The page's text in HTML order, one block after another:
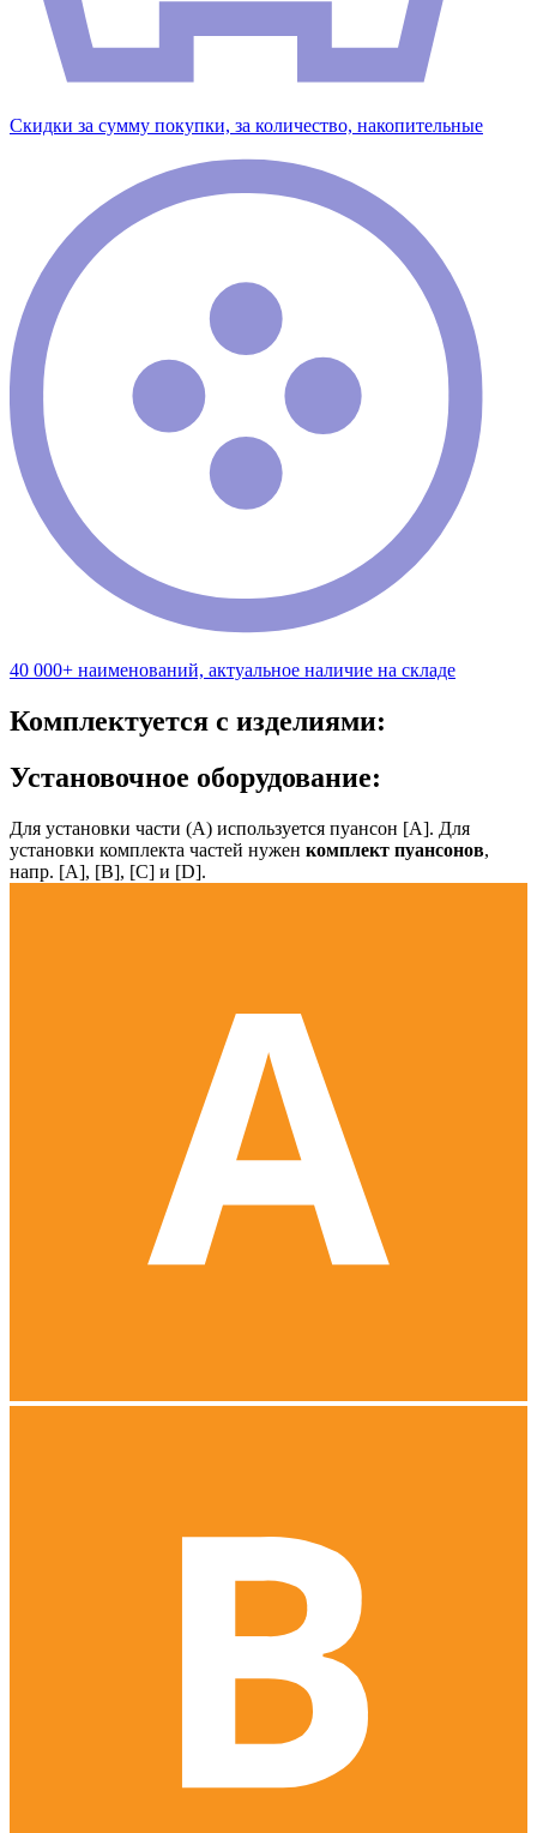
Скидки за сумму покупки, за количество, накопительные
40 000+ наименований, актуальное наличие на складе
Комплектуется с изделиями:
Установочное оборудование:
Для установки части (А) используется пуансон [А]. Для
установки комплекта частей нужен комплект пуансонов,
напр. [А], [B], [С] и [D].